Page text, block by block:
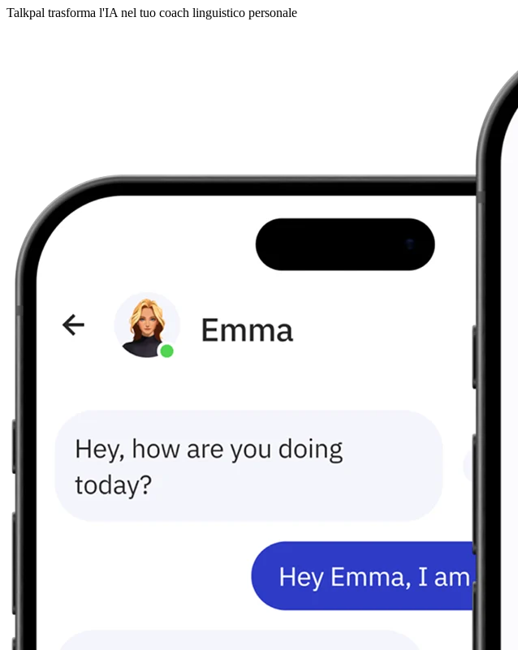
Talkpal trasforma l'IA nel tuo coach linguistico personale